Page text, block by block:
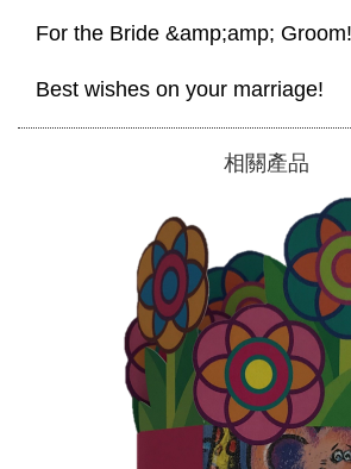
For the Bride &amp;amp; Groom!
Best wishes on your marriage!
相關產品